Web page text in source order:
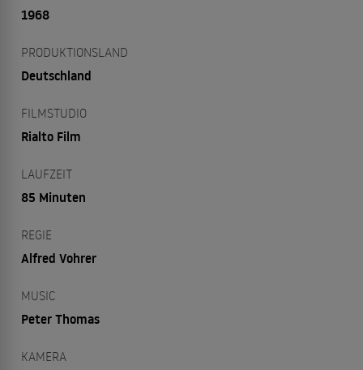
1968
PRODUKTIONSLAND
Deutschland
FILMSTUDIO
Rialto Film
LAUFZEIT
85 Minuten
REGIE
Alfred Vohrer
MUSIC
Peter Thomas
KAMERA